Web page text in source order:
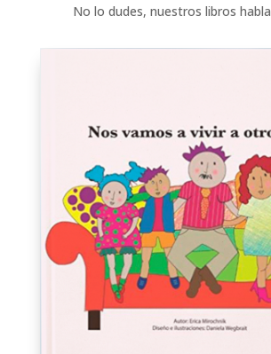
No lo dudes, nuestros libros